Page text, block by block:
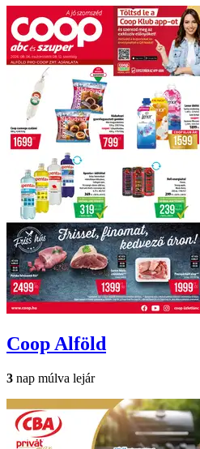
Coop Alföld
3 nap múlva lejár